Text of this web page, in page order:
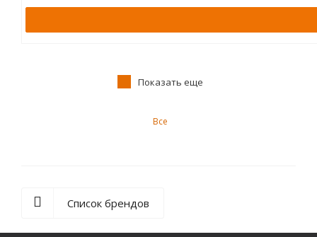
Показать еще
Все
Список брендов